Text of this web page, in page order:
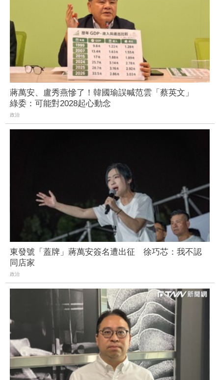
蔣萬安、盧秀燕慘了！韓國瑜誤喊范雲「蔡英文」
綠委：可能對2028起心動念
政治
東發號「蓋牌」蔣萬安簽名遭出征 徐巧芯：我不認
同店家
政治